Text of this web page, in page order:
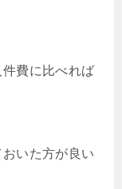
費に比べれば
いた方が良い